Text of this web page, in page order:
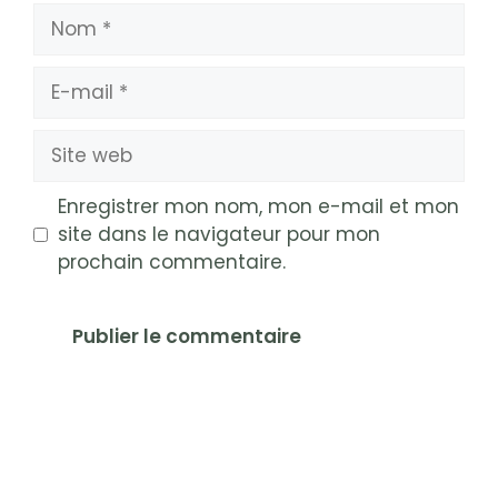
Nom
mail
Site
web
Enregistrer mon nom, mon e-mail et mon
site dans le navigateur pour mon
prochain commentaire.